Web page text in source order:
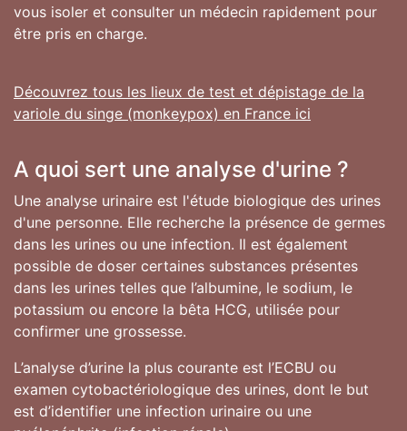
vous isoler et consulter un médecin rapidement pour
être pris en charge.
Découvrez tous les lieux de test et dépistage de la
variole du singe (monkeypox) en France ici
A quoi sert une analyse d'urine ?
Une analyse urinaire est l'étude biologique des urines
d'une personne. Elle recherche la présence de germes
dans les urines ou une infection. Il est également
possible de doser certaines substances présentes
dans les urines telles que l’albumine, le sodium, le
potassium ou encore la bêta HCG, utilisée pour
confirmer une grossesse.
L’analyse d’urine la plus courante est l’ECBU ou
examen cytobactériologique des urines, dont le but
est d’identifier une infection urinaire ou une